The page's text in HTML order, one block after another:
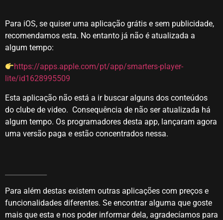
Para iOS, se quiser uma aplicação grátis e sem publicidade,
recomendamos esta. No entanto já não é atualizada a
algum tempo:
https://apps.apple.com/pt/app/smarters-player-
lite/id1628995509
Esta aplicação não está a ir buscar alguns dos conteúdos
do clube de video. Consequência de não ser atualizada há
algum tempo. Os programadores desta app, lançaram agora
uma versão paga e estão concentrados nessa.
Para além destas existem outras aplicações com preços e
funcionalidades diferentes. Se encontrar alguma que goste
mais que esta e nos poder informar dela, agradecíamos para